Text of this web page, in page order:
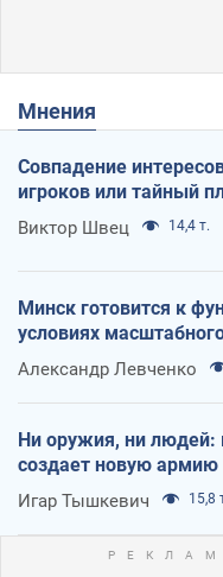
Мнения
Совпадение
игроков или тайный
Виктор Швец 14,4 т.
Минск готовится к
условиях
Александр Левченко
Ни оружия, ни людей:
создает новую армию
Игар Тышкевич 15,8